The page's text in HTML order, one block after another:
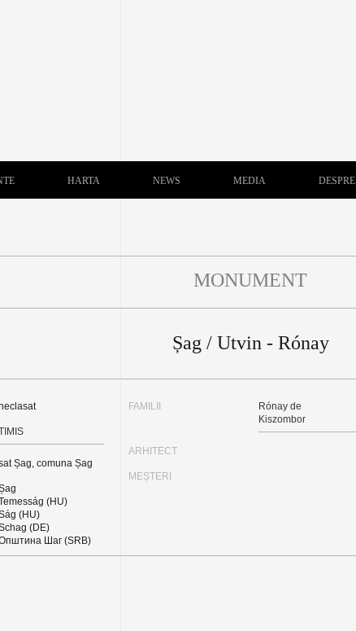
HARTA NEWS MEDIA DESPRE
MONUMENT
Șag / Utvin - Rónay
Șag, comuna Șag
(HU)
(HU)
(DE)
Шаг (SRB)
FAMILII
Rónay de
Kiszombor
ARHITECT
MEȘTERI